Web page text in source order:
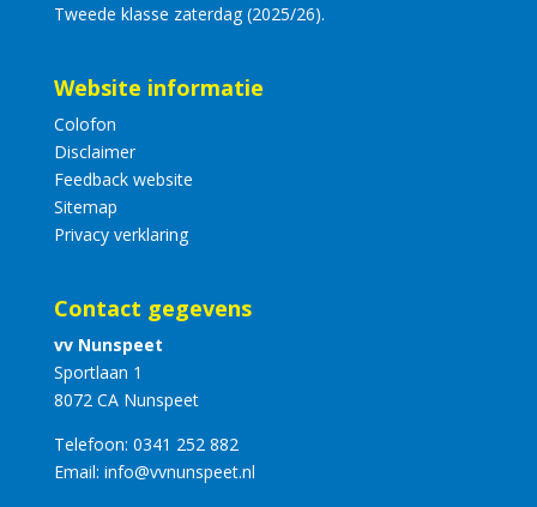
Tweede klasse zaterdag (2025/26).
Website informatie
Colofon
Disclaimer
Feedback website
Sitemap
Privacy verklaring
Contact gegevens
vv Nunspeet
Sportlaan 1
8072 CA Nunspeet
Telefoon: 0341 252 882
Email: info@vvnunspeet.nl